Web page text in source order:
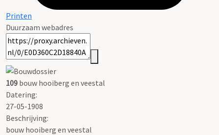
Printen
Duurzaam webadres
109 bouw hooiberg en veestal
Datering:
27-05-1908
Beschrijving:
bouw hooiberg en veestal